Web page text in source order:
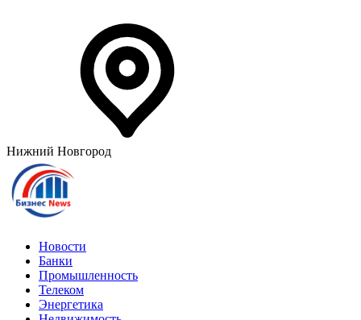
Нижний Новгород
Новости
Банки
Промышленность
Телеком
Энергетика